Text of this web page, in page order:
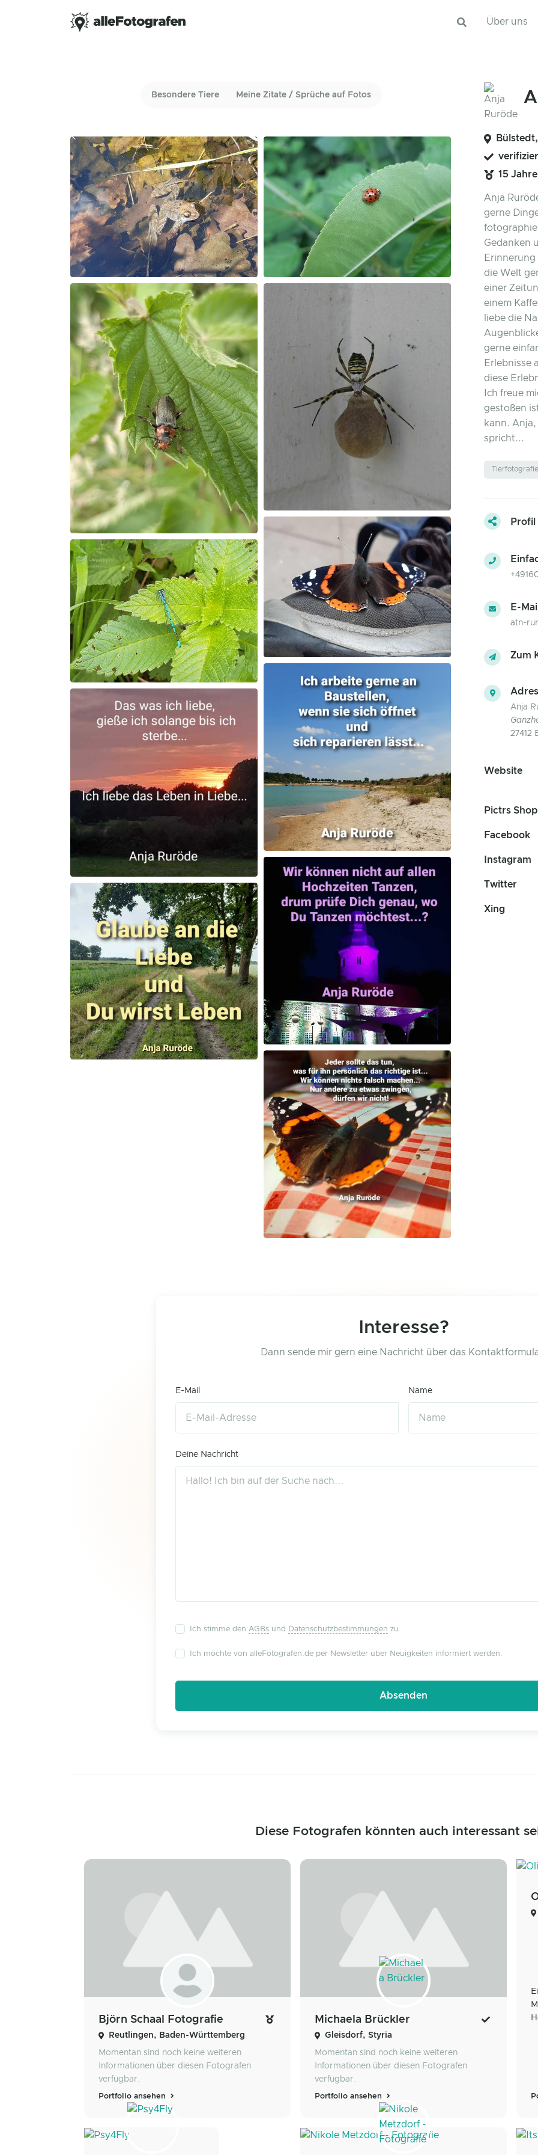
Über uns
Besondere Tiere Meine Zitate / Sprüche auf Fotos
15
Anja
gerne
Gedanken
die Welt
einer
einem
liebe die
gerne
Erlebnisse
diese
Ich freue
gestoßen
kann.
spricht...
Tierfotografie
Profil
E-
atn-
Zum
Anja
27412
Website
Pictrs Shop
Facebook
Instagram
Twitter
Xing
Interesse?
Dann sende mir gern eine Nachricht über das
E-Mail Name
Deine Nachricht
Ich stimme den AGBsund Datenschutzbestimmungen zu.
Ich möchte von alleFotografen.de per Newsletter über Neuigkeiten informiert werden.
Diese Fotografen könnten auch interessant
Björn Schaal Fotografie
Reutlingen, Baden-Württemberg
Momentan sind noch keine weiteren
Informationen über diesen Fotografen
verfügbar.
Portfolio ansehen
Michaela Brückler
Gleisdorf, Styria
Momentan sind noch keine weiteren
Informationen über diesen Fotografen
verfügbar.
Portfolio ansehen